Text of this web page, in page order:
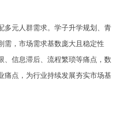
多元人群需求。学子升学规划、青
需，市场需求基数庞大且稳定性
、信息滞后、流程繁琐等痛点，数
痛点，为行业持续发展夯实市场基